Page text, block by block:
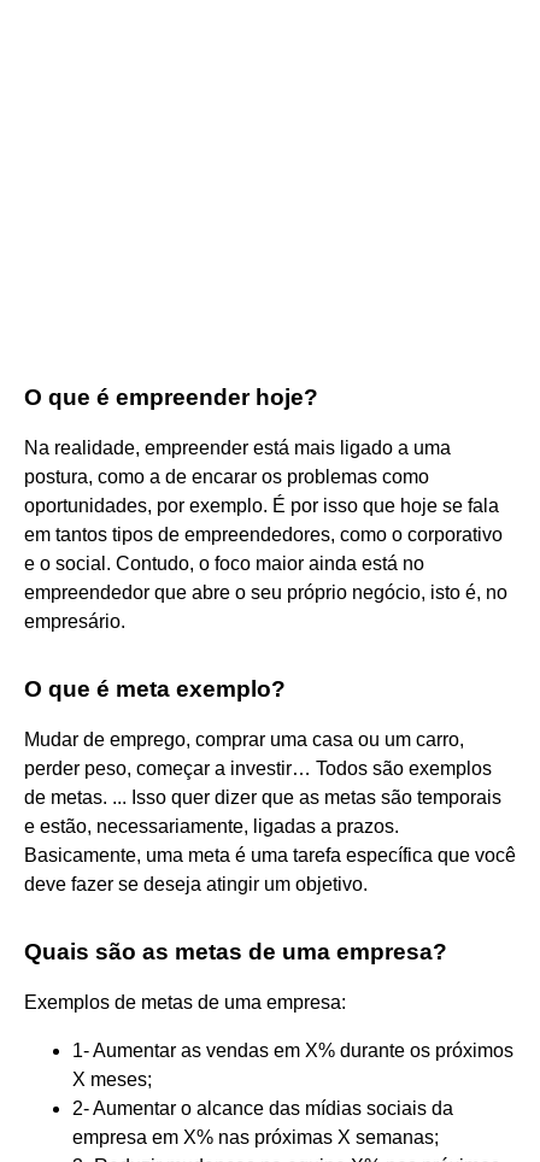
O que é empreender hoje?
Na realidade, empreender está mais ligado a uma
postura, como a de encarar os problemas como
oportunidades, por exemplo. É por isso que hoje se fala
em tantos tipos de empreendedores, como o corporativo
e o social. Contudo, o foco maior ainda está no
empreendedor que abre o seu próprio negócio, isto é, no
empresário.
O que é meta exemplo?
Mudar de emprego, comprar uma casa ou um carro,
perder peso, começar a investir… Todos são exemplos
de metas. ... Isso quer dizer que as metas são temporais
e estão, necessariamente, ligadas a prazos.
Basicamente, uma meta é uma tarefa específica que você
deve fazer se deseja atingir um objetivo.
Quais são as metas de uma empresa?
Exemplos de metas de uma empresa:
1- Aumentar as vendas em X% durante os próximos
X meses;
2- Aumentar o alcance das mídias sociais da
empresa em X% nas próximas X semanas;